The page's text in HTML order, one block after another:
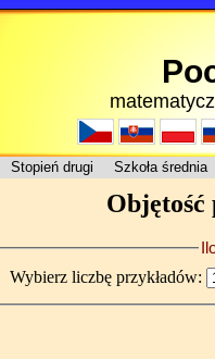
Stopień drugi Szkoła średnia
Objętość
Wybierz liczbę przykładów: